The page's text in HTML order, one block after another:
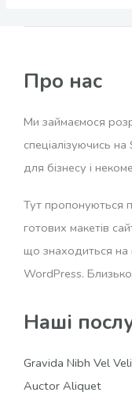
Про нас
Ми займаємося
спеціалізуючись
для бізнесу і
Тут пропонуються
готових макетів
що знаходиться на
WordPress.
Наші
Gravida Nibh Vel
Auctor Aliquet